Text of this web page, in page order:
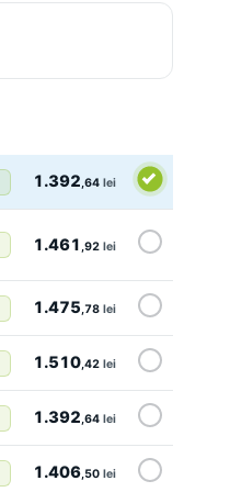
1.392,64 lei
1.461 ,92 lei
1.475,78 lei
1.510,42 lei
1.392,64 lei
1.406,50 lei